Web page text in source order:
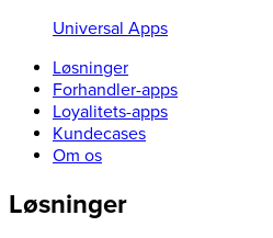
Universal Apps
Løsninger
Forhandler-apps
Loyalitets-apps
Kundecases
Om os
Løsninger